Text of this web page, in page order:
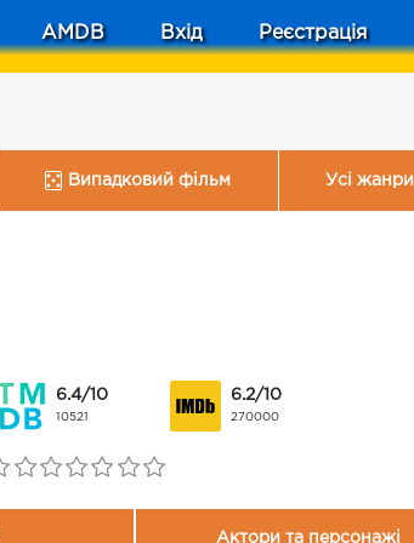
AMDB Вхід Реєстрація
Випадковий фільм Усі жанри
6.4/10
10521
6.2/10
270000
Актори та персонажі